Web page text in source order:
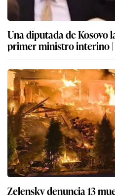
Una diputada de Kosovo
primer ministro interino |
Zelensky denuncia 13